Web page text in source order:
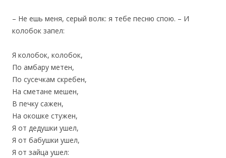
– Не ешь меня, серый волк: я тебе песню спою. – И
колобок запел:
Я колобок, колобок,
По амбару метен,
По сусечкам скребен,
На сметане мешен,
В печку сажен,
На окошке стужен,
Я от дедушки ушел,
Я от бабушки ушел,
Я от зайца ушел: